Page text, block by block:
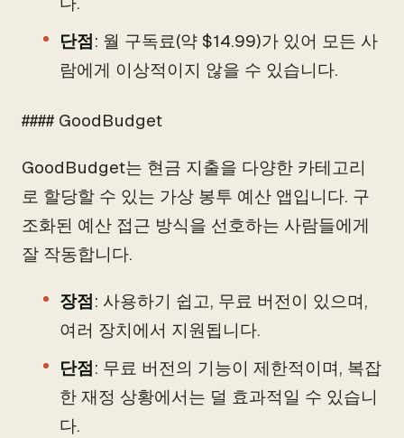
단점: 월 구독료(약 $14.99)가 있어 모든 사
람에게 이상적이지 않을 수 있습니다.
#### GoodBudget
GoodBudget는 현금 지출을 다양한 카테고리
로 할당할 수 있는 가상 봉투 예산 앱입니다. 구
조화된 예산 접근 방식을 선호하는 사람들에게
잘 작동합니다.
장점: 사용하기 쉽고, 무료 버전이 있으며,
여러 장치에서 지원됩니다.
단점: 무료 버전의 기능이 제한적이며, 복잡
한 재정 상황에서는 덜 효과적일 수 있습니
다.